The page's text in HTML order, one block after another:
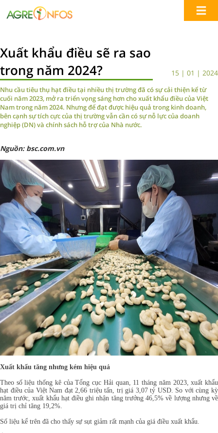
Xuất khẩu điều sẽ ra sao
trong năm 2024?
15 | 01 | 2024
Nhu cầu tiêu thụ hạt điều tại nhiều thị trường đã có sự cải thiện kể từ
cuối năm 2023, mở ra triển vọng sáng hơn cho xuất khẩu điều của Việt
Nam trong năm 2024. Nhưng để đạt được hiệu quả trong kinh doanh,
bên cạnh sự tích cực của thị trường vẫn cần có sự nỗ lực của doanh
nghiệp (DN) và chính sách hỗ trợ của Nhà nước.
Nguồn: bsc.com.vn
Xuất khẩu tăng nhưng kém hiệu quả
Theo số liệu thống kê của Tổng cục Hải quan, 11 tháng năm 2023, xuất khẩu
hạt điều của Việt Nam đạt 2,66 triệu tấn, trị giá 3,07 tỷ USD. So với cùng kỳ
năm trước, xuất khẩu hạt điều ghi nhận tăng trưởng 46,5% về lượng nhưng về
giá trị chỉ tăng 19,2%.
Số liệu kể trên đã cho thấy sự sụt giảm rất mạnh của giá điều xuất khẩu.